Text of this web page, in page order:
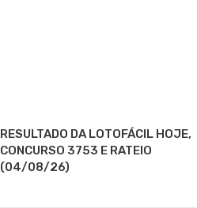
RESULTADO DA LOTOFÁCIL HOJE,
CONCURSO 3753 E RATEIO
(04/08/26)